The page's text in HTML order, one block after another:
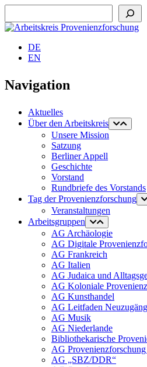
DE
EN
Navigation
Aktuelles
Über den Arbeitskreis
Unsere Mission
Satzung
Berliner Appell
Geschichte
Vorstand
Rundbriefe des Vorstands
Tag der Provenienzforschung
Veranstaltungen
Arbeitsgruppen
AG Archäologie
AG Digitale
AG Frankreich
AG Italien
AG Judaica und
AG Koloniale
AG Kunsthandel
AG Leitfaden
AG Musik
AG Niederlande
Bibliothekarische
AG
AG „SBZ/DDR“